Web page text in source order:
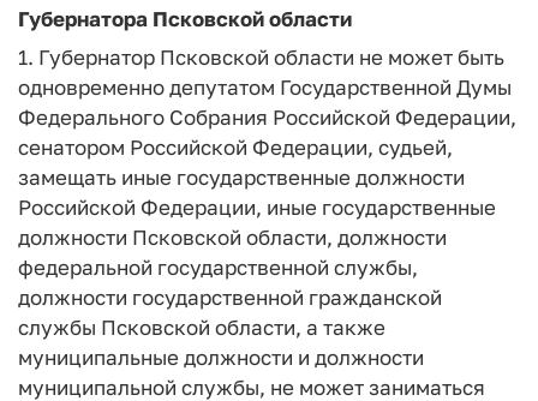
Губернатора Псковской области
1. Губернатор Псковской области не может быть
одновременно депутатом Государственной Думы
Федерального Собрания Российской Федерации,
сенатором Российской Федерации, судьей,
замещать иные государственные должности
Российской Федерации, иные государственные
должности Псковской области, должности
федеральной государственной службы,
должности государственной гражданской
службы Псковской области, а также
муниципальные должности и должности
муниципальной службы, не может заниматься